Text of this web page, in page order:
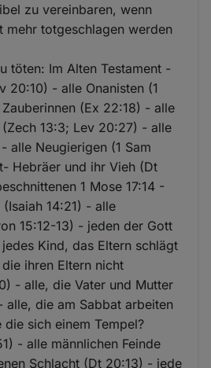
zu vereinbaren, wenn
mehr totgeschlagen werden
töten: Im Alten Testament -
20:10) - alle Onanisten (1
(Ex 22:18) - alle
13:3; Lev 20:27) - alle
alle Neugierigen (1 Sam
Hebräer und ihr Vieh (Dt
1 Mose 17:14 -
14:21) - alle
15:12-13) - jeden der Gott
Kind, das Eltern schlägt
ihren Eltern nicht
- alle, die Vater und Mutter
die am Sabbat arbeiten
die sich einem Tempel?
- alle männlichen Feinde
Schlacht (Dt 20:13) - jede